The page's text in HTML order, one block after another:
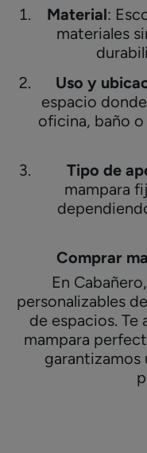
Material:
materiales
Uso y
espacio
oficina, baño
Tipo de
mampara
Comprar
En
personalizables
de espacios. Te
mampara
garantizamos